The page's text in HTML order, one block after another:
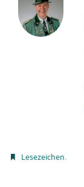
Lesezeichen.